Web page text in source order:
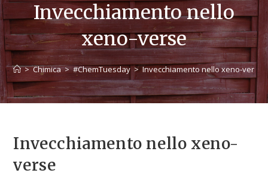
Invecchiamento nello
xeno-verse
> Chimica > #ChemTuesday > Invecchiamento nello xeno-verse
Invecchiamento nello xeno-
verse